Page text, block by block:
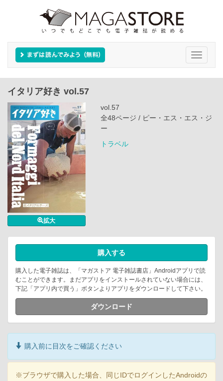
Toggle
イタリア好き vol.57
拡大
vol.57
全48ページ / ピー・エス・エス・ジ
ー
トラベル
購入する
購入した電子雑誌は、「マガストア 電子雑誌書店」Androidアプリで読
むことができます。まだアプリをインストールされていない場合には、
下記「アプリ内で買う」ボタンよりアプリをダウンロードして下さい。
ダウンロード
購入前に目次をご確認ください
※ブラウザで購入した場合、同じIDでログインしたAndroidの